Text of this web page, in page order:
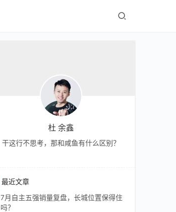
杜 余鑫
干这行不思考，那和咸鱼有什么区别？
最近文章
7月自主五强销量复盘，长城位置保得住
吗？